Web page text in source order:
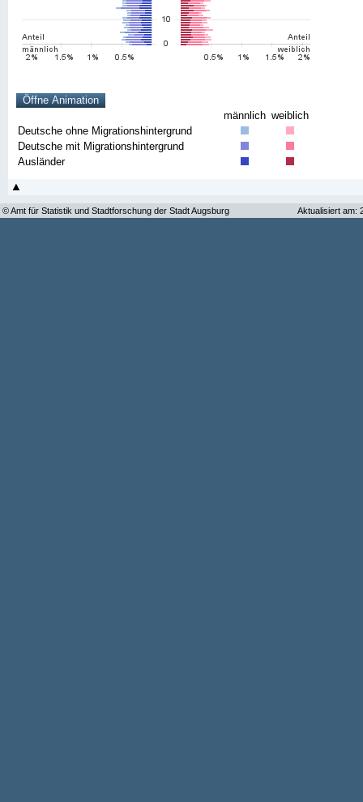
männlich weiblich
Deutsche ohne Migrationshintergrund
Deutsche mit Migrationshintergrund
Ausländer
© Amt für Statistik und Stadtforschung der Stadt Augsburg Aktualisiert am: